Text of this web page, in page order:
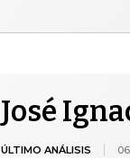
José
ÚLTIMO ANÁLISIS